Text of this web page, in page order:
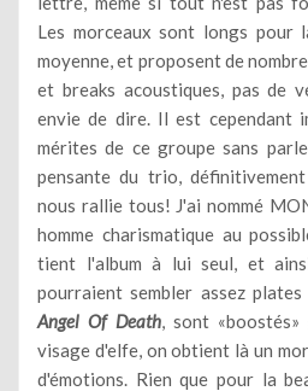
Les morceaux sont longs pour
moyenne, et proposent de
et breaks acoustiques, pas de
envie de dire. Il est cependant
mérites de ce groupe sans
pensante du trio,
nous rallie tous! J'ai nommé
homme charismatique au
tient l'album à lui seul, et
pourraient sembler assez
Angel Of Death, sont «boostés»
visage d'elfe, on obtient là un
d'émotions. Rien que pour la